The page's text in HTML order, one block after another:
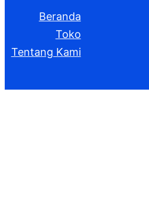
Beranda
Toko
Tentang Kami